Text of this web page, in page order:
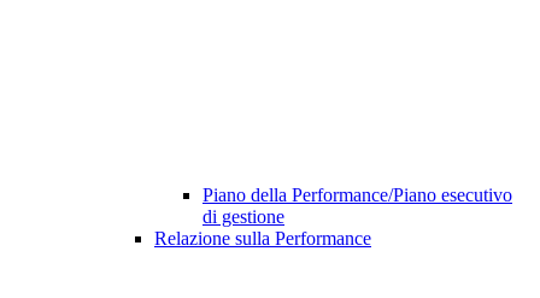
Piano della Performance/Piano esecutivo
di gestione
Relazione sulla Performance